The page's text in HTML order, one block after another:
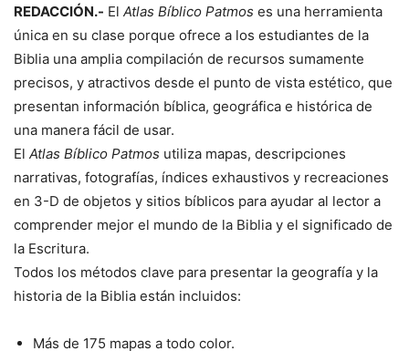
REDACCIÓN.- El Atlas Bíblico Patmos es una herramienta
única en su clase porque ofrece a los estudiantes de la
Biblia una amplia compilación de recursos sumamente
precisos, y atractivos desde el punto de vista estético, que
presentan información bíblica, geográfica e histórica de
una manera fácil de usar.
El Atlas Bíblico Patmos utiliza mapas, descripciones
narrativas, fotografías, índices exhaustivos y recreaciones
en 3-D de objetos y sitios bíblicos para ayudar al lector a
comprender mejor el mundo de la Biblia y el significado de
la Escritura.
Todos los métodos clave para presentar la geografía y la
historia de la Biblia están incluidos:
Más de 175 mapas a todo color.